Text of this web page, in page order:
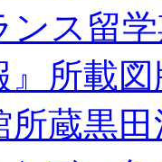
ンス留
』所載
所蔵黒